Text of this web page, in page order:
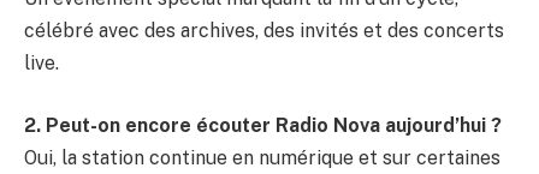
célébré avec des archives, des invités et des concerts
live.
2. Peut-on encore écouter Radio Nova aujourd’hui ?
Oui, la station continue en numérique et sur certaines